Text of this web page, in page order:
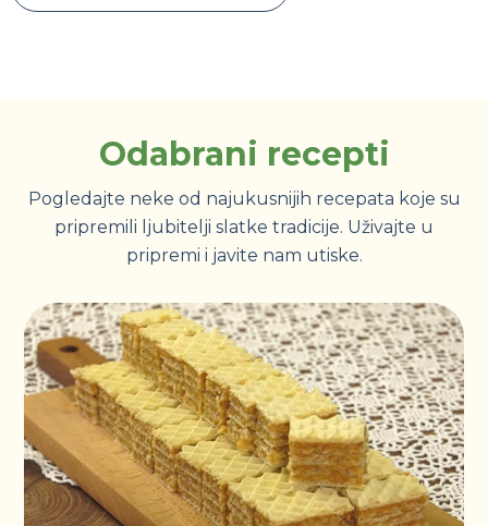
Odabrani recepti
Pogledajte neke od najukusnijih recepata koje su
pripremili ljubitelji slatke tradicije. Uživajte u
pripremi i javite nam utiske.